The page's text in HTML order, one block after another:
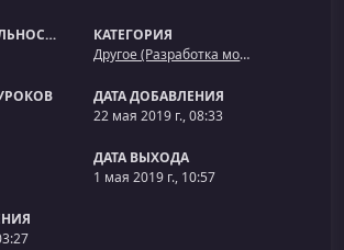
ПРОДОЛЖИТЕЛЬНОСТЬ
КАТЕГОРИЯ
Другое (Разработка мобильных приложений)
ДАТА ДОБАВЛЕНИЯ
22 мая 2019 г., 08:33
ДАТА ВЫХОДА
1 мая 2019 г., 10:57